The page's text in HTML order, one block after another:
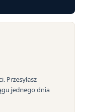
Przesyłasz
jednego dnia